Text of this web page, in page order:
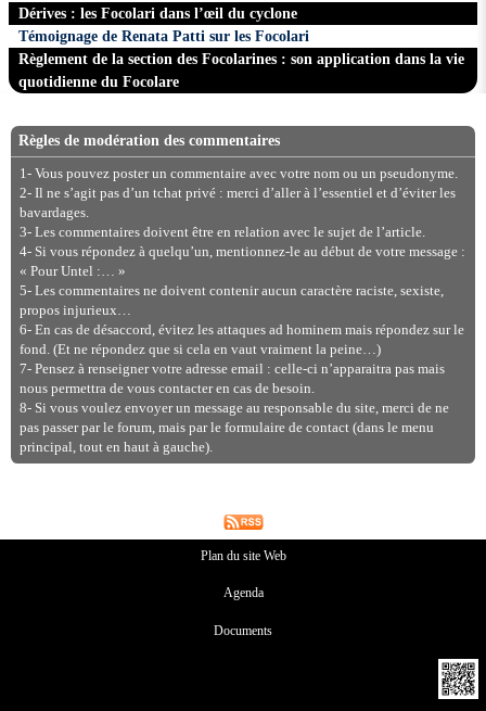
Dérives : les Focolari dans l’œil du cyclone
Témoignage de Renata Patti sur les Focolari
Règlement de la section des Focolarines : son application dans la vie
quotidienne du Focolare
Règles de modération des commentaires
1- Vous pouvez poster un commentaire avec votre nom ou un pseudonyme.
2- Il ne s’agit pas d’un tchat privé : merci d’aller à l’essentiel et d’éviter les
bavardages.
3- Les commentaires doivent être en relation avec le sujet de l’article.
4- Si vous répondez à quelqu’un, mentionnez-le au début de votre message :
« Pour Untel :… »
5- Les commentaires ne doivent contenir aucun caractère raciste, sexiste,
propos injurieux…
6- En cas de désaccord, évitez les attaques ad hominem mais répondez sur le
fond. (Et ne répondez que si cela en vaut vraiment la peine…)
7- Pensez à renseigner votre adresse email : celle-ci n’apparaitra pas mais
nous permettra de vous contacter en cas de besoin.
8- Si vous voulez envoyer un message au responsable du site, merci de ne
pas passer par le forum, mais par le formulaire de contact (dans le menu
principal, tout en haut à gauche).
Plan du site Web
Agenda
Documents